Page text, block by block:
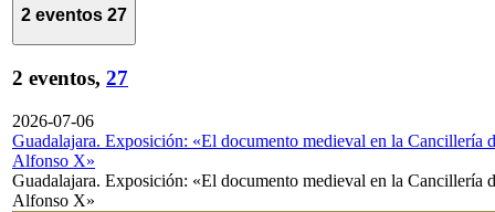
2 eventos 27
2 eventos, 27
2026-07-06
Guadalajara. Exposición: «El documento medieval en la Cancillería
Alfonso X»
Guadalajara. Exposición: «El documento medieval en la Cancillería
Alfonso X»